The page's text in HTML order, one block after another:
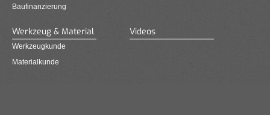
Baufinanzierung
Werkzeug & Material
Werkzeugkunde
Materialkunde
Videos